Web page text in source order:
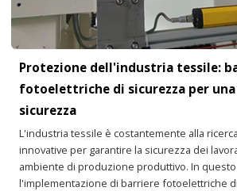
Protezione dell'industria tessile:
fotoelettriche di sicurezza per
sicurezza
L'industria tessile è costantemente alla
innovative per garantire la sicurezza dei
ambiente di produzione produttivo. In
l'implementazione di barriere fotoelettriche